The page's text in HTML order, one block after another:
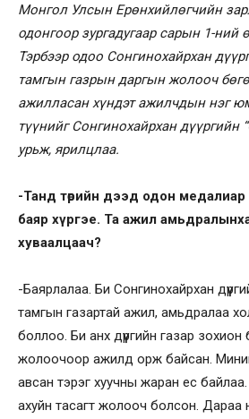
Монгол Улсын Ерөнхийлөгчийн
одонгоор зургадугаар сарын 1-ний
Тэрбээр одоо Сонгинохайрхан
тамгын газрын даргын жолооч
ажилласан хүндэт ажилчдын нэг
түүнийг Сонгинохайрхан дүүргийн
урьж, ярилцлаа.
-Танд төрийн дээд одон
баяр хүргэе. Та ажил
хуваалцаач?
-Баярлалаа. Би Сонгинохайрхан
тамгын газартай ажил, амьдралаа
боллоо. Би анх дүүргийн газар
жолоочоор ажилд орж байсан.
авсан тэрэг хуучны жаран ес
ахуйн тасагт жолооч болсон. Дараа